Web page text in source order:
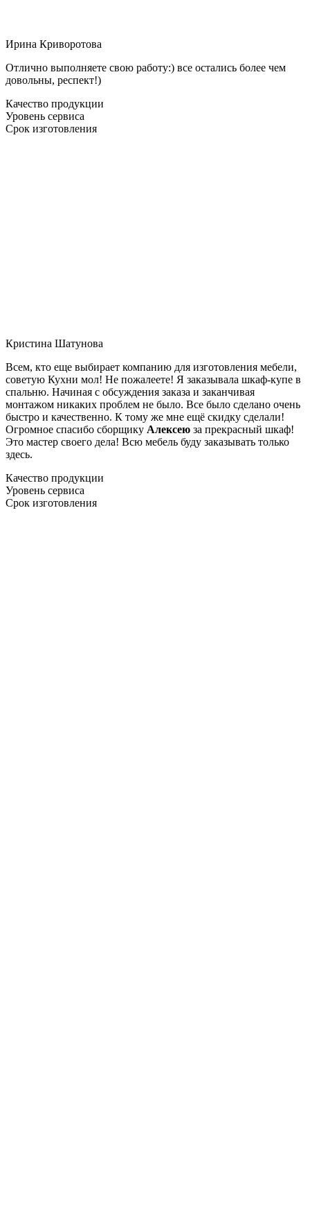
Ирина Криворотова
Отлично выполняете свою работу:) все остались более чем
довольны, респект!)
Качество продукции
Уровень сервиса
Срок изготовления
Кристина Шатунова
Всем, кто еще выбирает компанию для изготовления мебели,
советую Кухни мол! Не пожалеете! Я заказывала шкаф-купе в
спальню. Начиная с обсуждения заказа и заканчивая
монтажом никаких проблем не было. Все было сделано очень
быстро и качественно. К тому же мне ещё скидку сделали!
Огромное спасибо сборщику Алексею за прекрасный шкаф!
Это мастер своего дела! Всю мебель буду заказывать только
здесь.
Качество продукции
Уровень сервиса
Срок изготовления